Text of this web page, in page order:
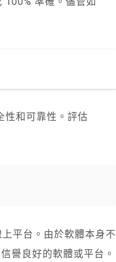
性和可靠性。評估
平台。由於軟體本身不
譽良好的軟體或平台。